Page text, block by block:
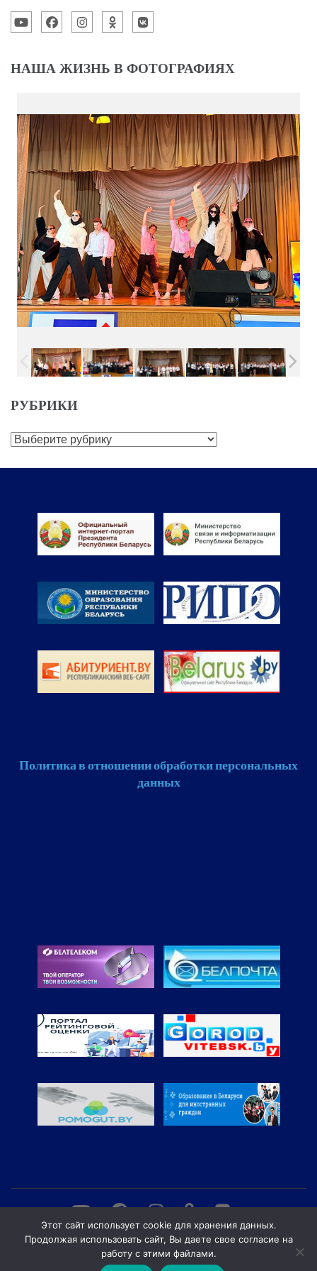
НАША ЖИЗНЬ В ФОТОГРАФИЯХ
РУБРИКИ
Рубрики
Политика в отношении обработки персональных
данных
© Витебский филиал учреждения образования "Белорусская
государственная академия связи", Регистрационный №
Этот сайт использует cookie для хранения данных.
Продолжая использовать сайт, Вы даете свое согласие на
работу с этими файлами.